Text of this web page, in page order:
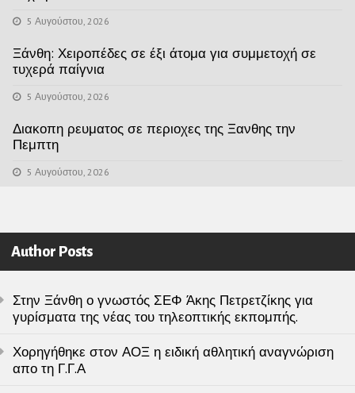
5 Αυγούστου, 2026
Ξάνθη: Χειροπέδες σε έξι άτομα για συμμετοχή σε
τυχερά παίγνια
5 Αυγούστου, 2026
Διακοπη ρευματος σε περιοχες της Ξανθης την
Πεμπτη
5 Αυγούστου, 2026
Author Posts
Στην Ξάνθη ο γνωστός ΣΕΦ Άκης Πετρετζίκης για
γυρίσματα της νέας του τηλεοπτικής εκπομπής.
Χορηγήθηκε στον ΑΟΞ η ειδική αθλητική αναγνώριση
απο τη Γ.Γ.Α